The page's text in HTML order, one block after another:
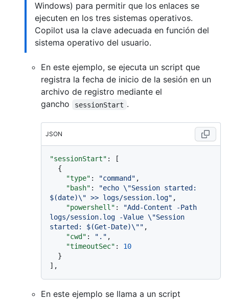
Windows) para permitir que los enlaces se
ejecuten en los tres sistemas operativos.
Copilot usa la clave adecuada en función del
sistema operativo del usuario.
En este ejemplo, se ejecuta un script que
registra la fecha de inicio de la sesión en un
archivo de registro mediante el
gancho
sessionStart .
JSON
"sessionStart" :
[
{
"type" : "command" ,
"bash" :
"echo \"Session started:
$(date)\" >> logs/session.log" ,
"powershell" :
"Add-Content -Path
logs/session.log -Value \"Session
started: $(Get-Date)\"" ,
"cwd" : "." ,
"timeoutSec" :
10
}
] ,
En este ejemplo se llama a un script